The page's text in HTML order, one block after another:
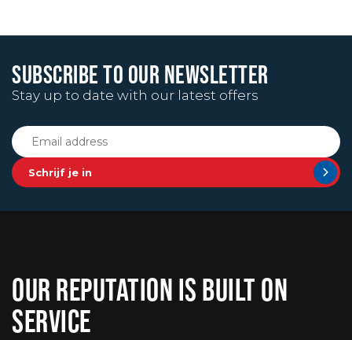
SUBSCRIBE TO OUR NEWSLETTER
Stay up to date with our latest offers
Schrijf je in
OUR REPUTATION IS BUILT ON
SERVICE